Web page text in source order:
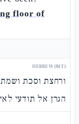
floor of
HEBREW (MT)
ורחצת וסכת
הגרן אל תודעי